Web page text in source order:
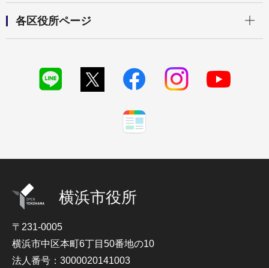
各区役所ページ
横浜市役所
〒231-0005
横浜市中区本町6丁目50番地の10
法人番号：3000020141003